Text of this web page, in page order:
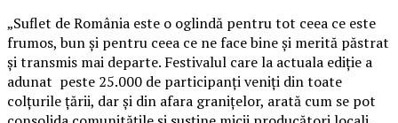
„Suflet de România este o oglindă pentru tot ceea ce este
frumos, bun și pentru ceea ce ne face bine și merită păstrat
și transmis mai departe. Festivalul care la actuala ediție a
adunat peste 25.000 de participanți veniți din toate
colțurile țării, dar și din afara granițelor, arată cum se pot